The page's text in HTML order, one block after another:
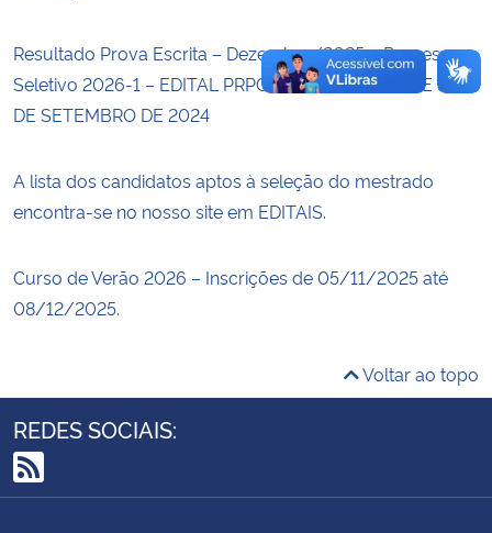
Advocacia-Geral da União
Planalto
Resultado Prova Escrita – Dezembro/2025 – Processo
Seletivo 2026-1 – EDITAL PRPGP/UFSM Nº 065, DE 30
DE SETEMBRO DE 2024
A lista dos candidatos aptos à seleção do mestrado
encontra-se no nosso site em EDITAIS.
Curso de Verão 2026 – Inscrições de 05/11/2025 até
08/12/2025.
Voltar ao topo
REDES SOCIAIS:
RSS